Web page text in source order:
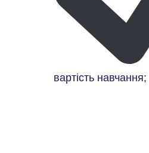
вартість навчання;